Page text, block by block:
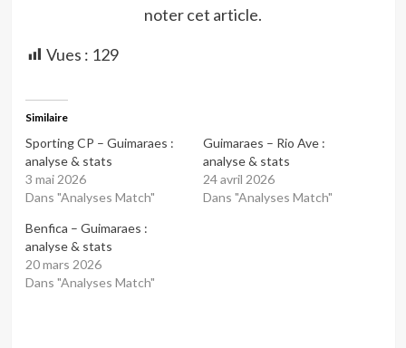
noter cet article.
Vues : 129
Similaire
Sporting CP – Guimaraes :
analyse & stats
3 mai 2026
Dans "Analyses Match"
Guimaraes – Rio Ave :
analyse & stats
24 avril 2026
Dans "Analyses Match"
Benfica – Guimaraes :
analyse & stats
20 mars 2026
Dans "Analyses Match"